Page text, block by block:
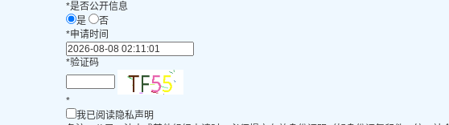
*是否公开信息
是
否
*申请时间
*验证码
*
我已阅读隐私声明